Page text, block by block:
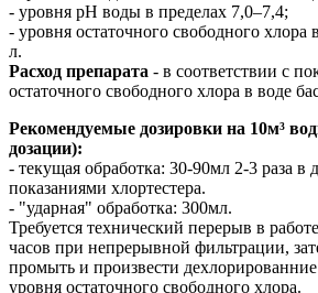
- уровня рН воды в пределах 7,0–7,4;
- уровня остаточного свободного хлора
л.
Расход препарата - в соответствии с
остаточного свободного хлора в воде
Рекомендуемые дозировки на 10м³
дозации):
- текущая обработка: 30-90мл 2-3 раза в
показаниями хлортестера.
- "ударная" обработка: 300мл.
Требуется технический перерыв в
часов при непрерывной фильтрации,
промыть и произвести
уровня остаточного свободного хлора.